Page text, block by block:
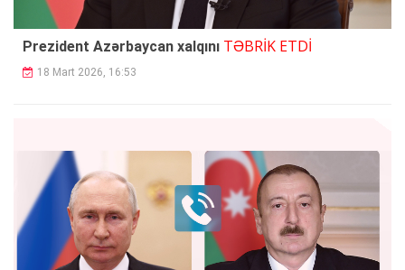
Prezident Azərbaycan xalqını TƏBRİK ETDİ
18 Mart 2026, 16:53